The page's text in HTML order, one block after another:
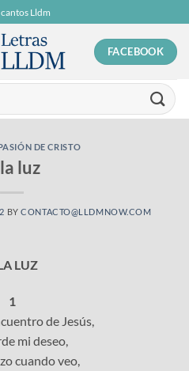
Lldm
FACEBOOK
DE CRISTO
luz
BYCONTACTO@LLDMNOW.COM
LUZ
1
de Jesús,
mi deseo,
cuando veo,